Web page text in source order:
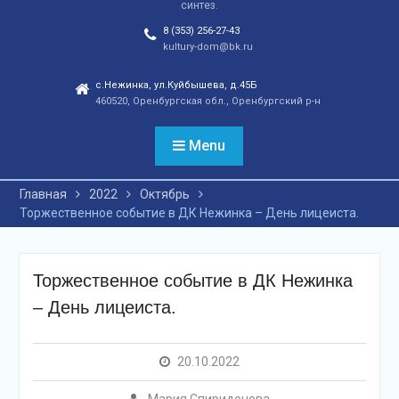
отношений, а также
сохранения
этнокультурного
народной культуры
незаметно вышли на
и это доказано большой
творческих коллективов
села и большой
красочной школьной
беспроигрышная
лотерея и все кто принял
ценные призы от
спонсоров в виде
упаковок
синтез.
8 (353) 256-27-43
kultury-dom@bk.ru
с.Нежинка, ул.Куйбышева, д.45Б
460520, Оренбургская обл., Оренбургский р-н
Menu
Главная 2022
Октябрь
Торжественное событие в ДК Нежинка – День лицеиста.
Торжественное событие в ДК Нежинка
– День лицеиста.
20.10.2022